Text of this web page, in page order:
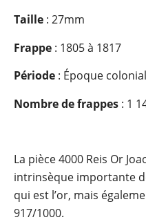
Taille : 27mm
Frappe : 1805 à 1817
Période : Époque
Nombre de frappes : 1
La pièce 4000 Reis Or
intrinsèque importante
qui est l’or, mais
917/1000.